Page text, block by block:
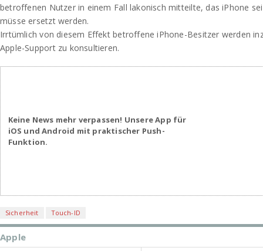
betroffenen Nutzer in einem Fall lakonisch mitteilte, das iPhone
müsse ersetzt werden.
Irrtümlich von diesem Effekt betroffene iPhone-Besitzer werden
Apple-Support zu konsultieren.
Keine News mehr verpassen! Unsere App für
iOS und Android mit praktischer Push-
Funktion.
Sicherheit Touch-ID
Apple